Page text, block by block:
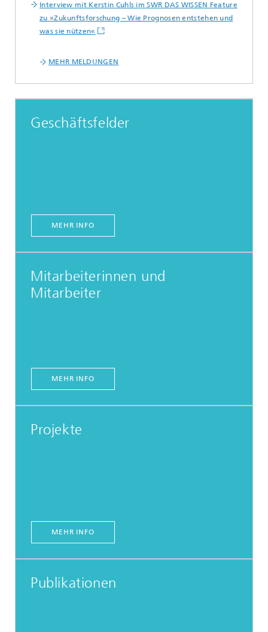
Interview mit Kerstin Cuhls im SWR DAS WISSEN Feature
zu »Zukunftsforschung – Wie Prognosen entstehen und
was sie nützen«
MEHR MELDUNGEN
Geschäftsfelder
MEHR INFO
Mitarbeiterinnen und
Mitarbeiter
MEHR INFO
Projekte
MEHR INFO
Publikationen